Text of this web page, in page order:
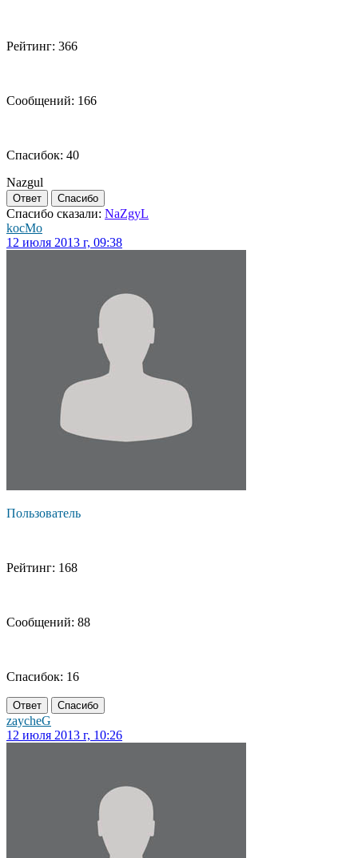
Рейтинг: 366
Сообщений: 166
Спасибок: 40
Nazgul
Ответ Спасибо
Спасибо сказали: NaZgyL
kocMo
12 июля 2013 г, 09:38
Пользователь
Рейтинг: 168
Сообщений: 88
Спасибок: 16
Ответ Спасибо
zaycheG
12 июля 2013 г, 10:26